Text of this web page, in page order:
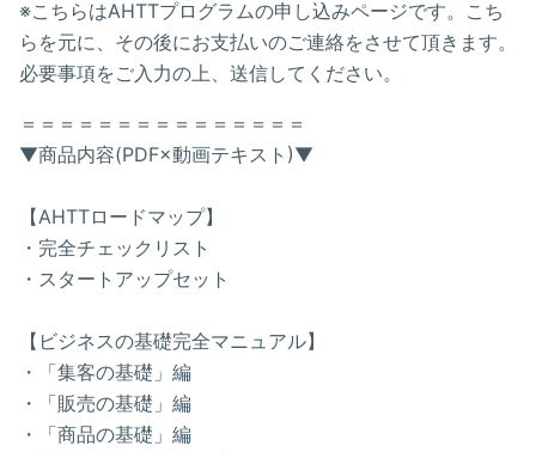
※こちらはAHTTプログラムの申し込みページです。こち
らを元に、その後にお支払いのご連絡をさせて頂きます。
必要事項をご入力の上、送信してください。
＝＝＝＝＝＝＝＝＝＝＝＝＝＝＝
▼商品内容(PDF×動画テキスト)▼
【AHTTロードマップ】
・完全チェックリスト
・スタートアップセット
【ビジネスの基礎完全マニュアル】
・「集客の基礎」編
・「販売の基礎」編
・「商品の基礎」編